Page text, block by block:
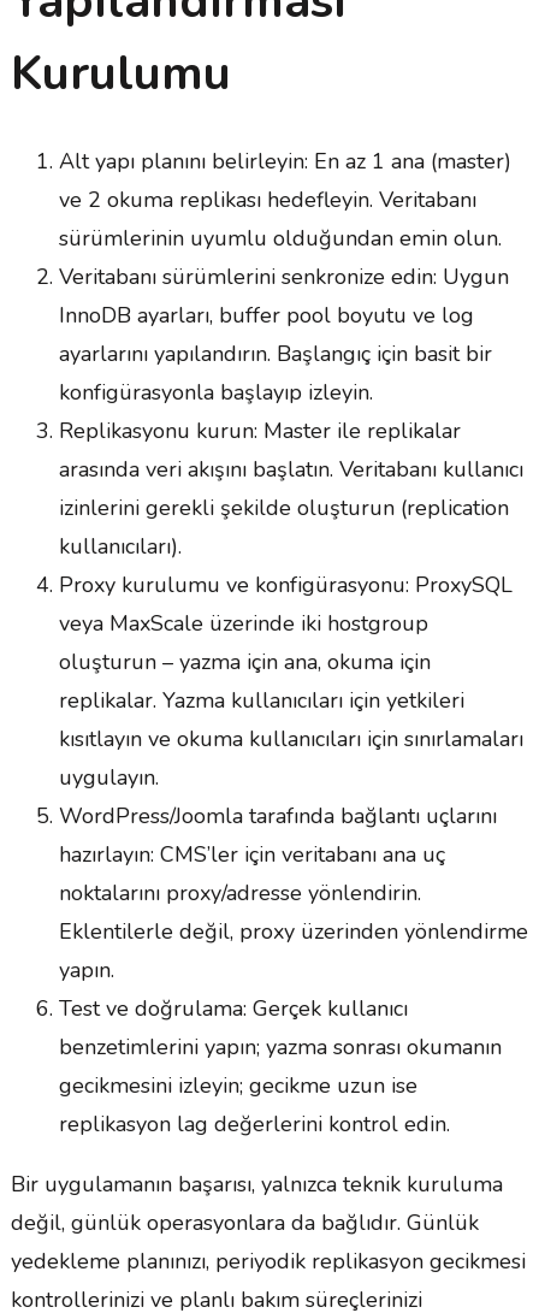
Kurulumu
Alt yapı planını belirleyin: En az 1 ana (master)
ve 2 okuma replikası hedefleyin. Veritabanı
sürümlerinin uyumlu olduğundan emin olun.
Veritabanı sürümlerini senkronize edin: Uygun
InnoDB ayarları, buffer pool boyutu ve log
ayarlarını yapılandırın. Başlangıç için basit bir
konfigürasyonla başlayıp izleyin.
Replikasyonu kurun: Master ile replikalar
arasında veri akışını başlatın. Veritabanı kullanıcı
izinlerini gerekli şekilde oluşturun (replication
kullanıcıları).
Proxy kurulumu ve konfigürasyonu: ProxySQL
veya MaxScale üzerinde iki hostgroup
oluşturun – yazma için ana, okuma için
replikalar. Yazma kullanıcıları için yetkileri
kısıtlayın ve okuma kullanıcıları için sınırlamaları
uygulayın.
WordPress/Joomla tarafında bağlantı uçlarını
hazırlayın: CMS’ler için veritabanı ana uç
noktalarını proxy/adresse yönlendirin.
Eklentilerle değil, proxy üzerinden yönlendirme
yapın.
Test ve doğrulama: Gerçek kullanıcı
benzetimlerini yapın; yazma sonrası okumanın
gecikmesini izleyin; gecikme uzun ise
replikasyon lag değerlerini kontrol edin.
Bir uygulamanın başarısı, yalnızca teknik kuruluma
değil, günlük operasyonlara da bağlıdır. Günlük
yedekleme planınızı, periyodik replikasyon gecikmesi
kontrollerinizi ve planlı bakım süreçlerinizi